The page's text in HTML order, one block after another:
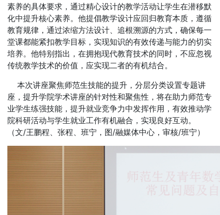
素养的具体要求，通过精心设计的教学活动让学生在潜移默
化中提升核心素养。他提倡教学设计应回归教育本质，遵循
教育规律，通过浓缩方法设计、追根溯源的方式，确保每一
堂课都能紧扣教学目标，实现知识的有效传递与能力的切实
培养。他特别指出，在拥抱现代教育技术的同时，不应忽视
传统教学技术的价值，应实现二者的有机结合。
本次讲座聚焦师范生技能的提升，分层分类设置专题讲
座，提升学院学术讲座的针对性和聚焦性，将在助力师范专
业学生练强技能，提升就业竞争力中发挥作用，有效推动学
院科研活动与学生就业工作有机融合，实现良好互动。
（文/王鹏程、张程、班宁，图/融媒体中心，审核/班宁）